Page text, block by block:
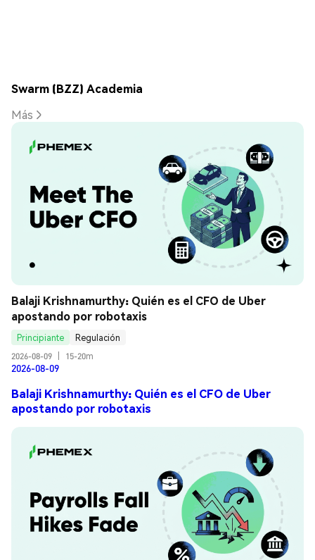
Swarm (BZZ) Academia
Más
Balaji Krishnamurthy: Quién es el CFO de Uber
apostando por robotaxis
Principiante
Regulación
2026-08-09
15-20m
2026-08-09
Balaji Krishnamurthy: Quién es el CFO de Uber
apostando por robotaxis